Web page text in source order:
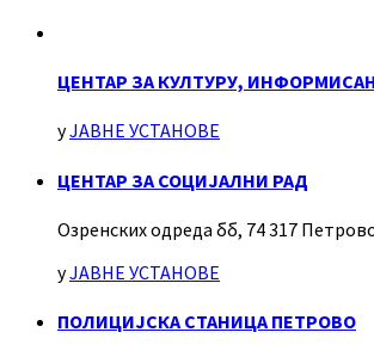
ЦЕНТАР ЗА КУЛТУРУ,
уЈАВНЕ УСТАНОВЕ
ЦЕНТАР ЗА СОЦИЈАЛНИ РАД
Озренских одреда бб, 74 317
уЈАВНЕ УСТАНОВЕ
ПОЛИЦИЈСКА СТАНИЦА ПЕТРОВО